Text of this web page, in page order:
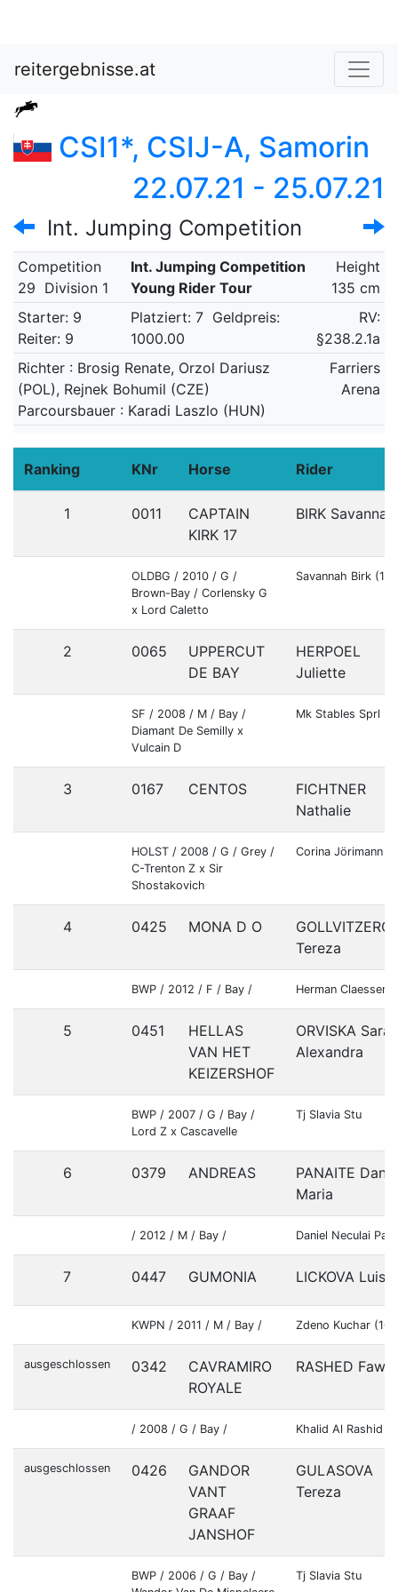
reitergebnisse.at
CSI1*, CSIJ-A, Samorin
22.07.21 - 25.07.21
Int. Jumping Competition
Competition
29 Division 1
Int. Jumping Competition
Young Rider Tour
Height
135 cm
Starter: 9
Reiter: 9
Platziert: 7 Geldpreis:
1000.00
RV:
§238.2.1a
Richter : Brosig Renate, Orzol Dariusz
(POL), Rejnek Bohumil (CZE)
Parcoursbauer : Karadi Laszlo (HUN)
Farriers
Arena
Ranking KNr Horse Rider
1 0011
CAPTAIN
KIRK 17
BIRK Savannah
OLDBG / 2010 / G /
Brown-Bay / Corlensky G
x Lord Caletto
Savannah Birk
2 0065
UPPERCUT
DE BAY
HERPOEL
Juliette
SF / 2008 / M / Bay /
Diamant De Semilly x
Vulcain D
Mk Stables Sprl
3 0167 CENTOS
FICHTNER
Nathalie
HOLST / 2008 / G / Grey /
C-Trenton Z x Sir
Shostakovich
Corina Jörimann
4 0425 MONA D O
Tereza
BWP / 2012 / F / Bay / Herman
5 0451
HELLAS
VAN HET
KEIZERSHOF
ORVISKA Sara
Alexandra
BWP / 2007 / G / Bay /
Lord Z x Cascavelle
Tj Slavia Stu
6 0379 ANDREAS
PANAITE Dana
Maria
/ 2012 / M / Bay / Daniel Neculai
7 0447 GUMONIA LICKOVA Luisa
KWPN / 2011 / M / Bay / Zdeno Kuchar
ausgeschlossen 0342
CAVRAMIRO
ROYALE
RASHED
/ 2008 / G / Bay / Khalid Al Rashid
ausgeschlossen 0426
GANDOR
VANT
GRAAF
JANSHOF
GULASOVA
Tereza
BWP / 2006 / G / Bay /
Tj Slavia Stu